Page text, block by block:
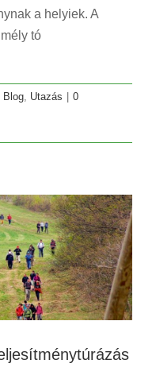
a helyiek. A
tó
Blog Utazás
0